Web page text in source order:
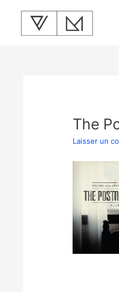
The
Laisser un